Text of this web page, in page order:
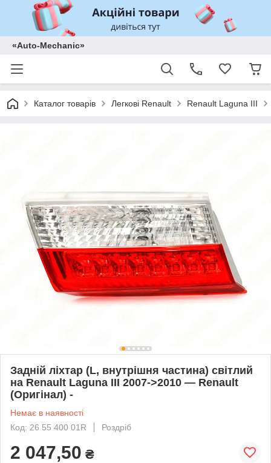
«Auto-Mechanic»
Каталог товарів Легкові Renault Renault Laguna III
Задній ліхтар (L, внутрішня частина) світлий
на Renault Laguna III 2007->2010 — Renault
(Оригінал) -
Немає в наявності
Код: 26 55 400 01R
Роздріб
2 047,50 ₴